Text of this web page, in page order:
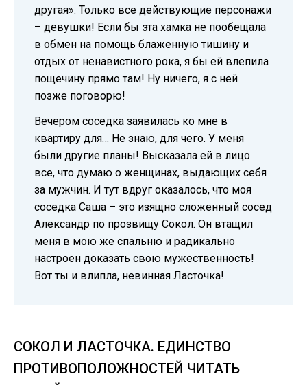
другая». Только все действующие персонажи
– девушки! Если бы эта хамка не пообещала
в обмен на помощь блаженную тишину и
отдых от ненавистного рока, я бы ей влепила
пощечину прямо там! Ну ничего, я с ней
позже поговорю!
Вечером соседка заявилась ко мне в
квартиру для… Не знаю, для чего. У меня
были другие планы! Высказала ей в лицо
все, что думаю о женщинах, выдающих себя
за мужчин. И тут вдруг оказалось, что моя
соседка Саша – это изящно сложенный сосед
Александр по прозвищу Сокол. Он втащил
меня в мою же спальню и радикально
настроен доказать свою мужественность!
Вот ты и влипла, невинная Ласточка!
СОКОЛ И ЛАСТОЧКА. ЕДИНСТВО
ПРОТИВОПОЛОЖНОСТЕЙ ЧИТАТЬ